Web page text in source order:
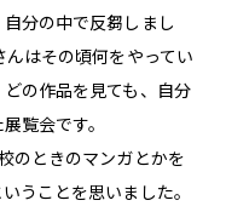
分の中で反芻しまし
はその頃何をやってい
の作品を見ても、自分
覧会です。
のときのマンガとかを
うことを思いました。